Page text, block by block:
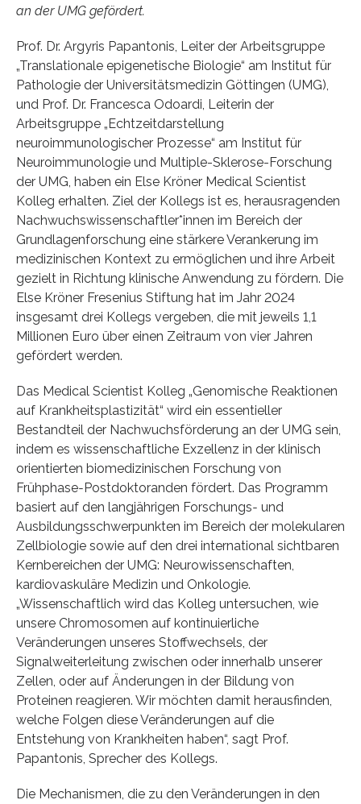
an der UMG gefördert.
Prof. Dr. Argyris Papantonis, Leiter der Arbeitsgruppe
„Translationale epigenetische Biologie“ am Institut für
Pathologie der Universitätsmedizin Göttingen (UMG),
und Prof. Dr. Francesca Odoardi, Leiterin der
Arbeitsgruppe „Echtzeitdarstellung
neuroimmunologischer Prozesse“ am Institut für
Neuroimmunologie und Multiple-Sklerose-Forschung
der UMG, haben ein Else Kröner Medical Scientist
Kolleg erhalten. Ziel der Kollegs ist es, herausragenden
Nachwuchswissenschaftler*innen im Bereich der
Grundlagenforschung eine stärkere Verankerung im
medizinischen Kontext zu ermöglichen und ihre Arbeit
gezielt in Richtung klinische Anwendung zu fördern. Die
Else Kröner Fresenius Stiftung hat im Jahr 2024
insgesamt drei Kollegs vergeben, die mit jeweils 1,1
Millionen Euro über einen Zeitraum von vier Jahren
gefördert werden.
Das Medical Scientist Kolleg „Genomische Reaktionen
auf Krankheitsplastizität“ wird ein essentieller
Bestandteil der Nachwuchsförderung an der UMG sein,
indem es wissenschaftliche Exzellenz in der klinisch
orientierten biomedizinischen Forschung von
Frühphase‐Postdoktoranden fördert. Das Programm
basiert auf den langjährigen Forschungs‐ und
Ausbildungsschwerpunkten im Bereich der molekularen
Zellbiologie sowie auf den drei international sichtbaren
Kernbereichen der UMG: Neurowissenschaften,
kardiovaskuläre Medizin und Onkologie.
„Wissenschaftlich wird das Kolleg untersuchen, wie
unsere Chromosomen auf kontinuierliche
Veränderungen unseres Stoffwechsels, der
Signalweiterleitung zwischen oder innerhalb unserer
Zellen, oder auf Änderungen in der Bildung von
Proteinen reagieren. Wir möchten damit herausfinden,
welche Folgen diese Veränderungen auf die
Entstehung von Krankheiten haben“, sagt Prof.
Papantonis, Sprecher des Kollegs.
Die Mechanismen, die zu den Veränderungen in den